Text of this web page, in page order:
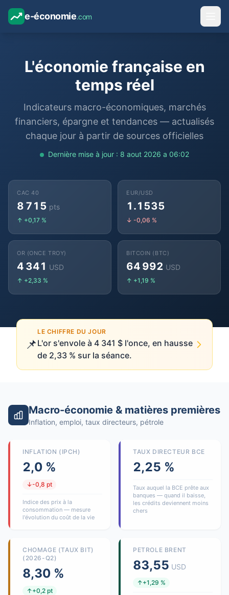
e-économie.com
L'économie française en
temps réel
Indicateurs macro-économiques, marchés
financiers, épargne et tendances — actualisés
chaque jour à partir de sources officielles
Dernière mise à jour : 8 aout 2026 a 06:02
CAC 40
8 715 pts
↑ +0,17 %
EUR/USD
1.1535
↓ -0,06 %
OR (ONCE TROY)
4 341 USD
↑ +2,33 %
BITCOIN (BTC)
64 992 USD
↑ +1,19 %
📌
LE CHIFFRE DU JOUR
L'or s'envole à 4 341 $ l'once, en hausse
de 2,33 % sur la séance.
Macro-économie & matières premières
Inflation, emploi, taux directeurs, pétrole
INFLATION (IPCH)
2,0 %
↓-0,8 pt
Indice des prix à la
consommation — mesure
l'évolution du coût de la vie
TAUX DIRECTEUR BCE
2,25 %
Taux auquel la BCE prête aux
banques — quand il baisse,
les crédits deviennent moins
chers
CHOMAGE (TAUX BIT)
(2026-Q2)
8,30 %
↑+0,2 pt
PETROLE BRENT
83,55 USD
↑+1,29 %